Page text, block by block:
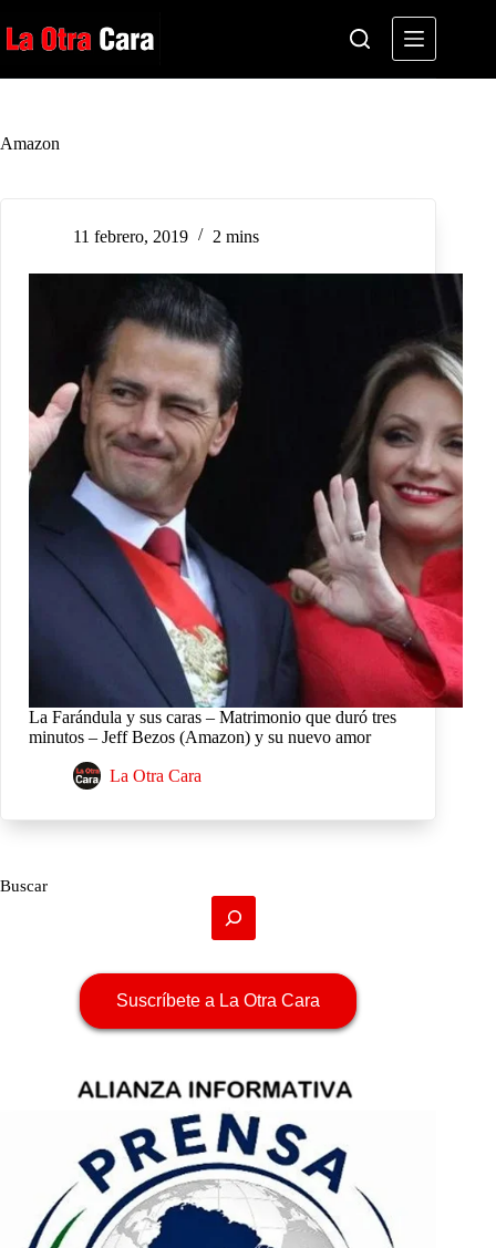
al
contenido
Amazon
11 febrero, 2019 2 mins
La Farándula y sus caras – Matrimonio que duró tres
minutos – Jeff Bezos (Amazon) y su nuevo amor
La Otra Cara
Buscar
Suscríbete a La Otra Cara